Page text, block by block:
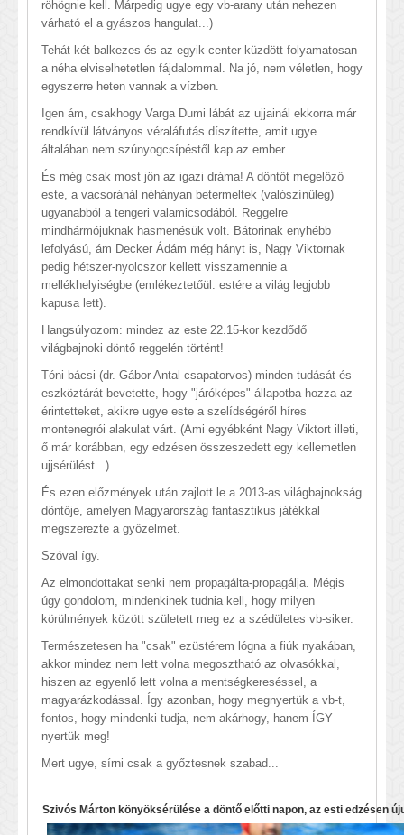
röhögnie kell. Márpedig ugye egy vb-arany után nehezen
várható el a gyászos hangulat...)
Tehát két balkezes és az egyik center küzdött folyamatosan
a néha elviselhetetlen fájdalommal. Na jó, nem véletlen, hogy
egyszerre heten vannak a vízben.
Igen ám, csakhogy Varga Dumi lábát az ujjainál ekkorra már
rendkívül látványos véraláfutás díszítette, amit ugye
általában nem szúnyogcsípéstől kap az ember.
És még csak most jön az igazi dráma! A döntőt megelőző
este, a vacsoránál néhányan betermeltek (valószínűleg)
ugyanabból a tengeri valamicsodából. Reggelre
mindhármójuknak hasmenésük volt. Bátorinak enyhébb
lefolyású, ám Decker Ádám még hányt is, Nagy Viktornak
pedig hétszer-nyolcszor kellett visszamennie a
mellékhelyiségbe (emlékeztetőül: estére a világ legjobb
kapusa lett).
Hangsúlyozom: mindez az este 22.15-kor kezdődő
világbajnoki döntő reggelén történt!
Tóni bácsi (dr. Gábor Antal csapatorvos) minden tudását és
eszköztárát bevetette, hogy "járóképes" állapotba hozza az
érintetteket, akikre ugye este a szelídségéről híres
montenegrói alakulat várt. (Ami egyébként Nagy Viktort illeti,
ő már korábban, egy edzésen összeszedett egy kellemetlen
ujjsérülést...)
És ezen előzmények után zajlott le a 2013-as világbajnokság
döntője, amelyen Magyarország fantasztikus játékkal
megszerezte a győzelmet.
Szóval így.
Az elmondottakat senki nem propagálta-propagálja. Mégis
úgy gondolom, mindenkinek tudnia kell, hogy milyen
körülmények között született meg ez a szédületes vb-siker.
Természetesen ha "csak" ezüstérem lógna a fiúk nyakában,
akkor mindez nem lett volna megosztható az olvasókkal,
hiszen az egyenlő lett volna a mentségkereséssel, a
magyarázkodással. Így azonban, hogy megnyertük a vb-t,
fontos, hogy mindenki tudja, nem akárhogy, hanem ÍGY
nyertük meg!
Mert ugye, sírni csak a győztesnek szabad...
Szivós Márton könyöksérülése a döntő előtti napon, az esti edzésen